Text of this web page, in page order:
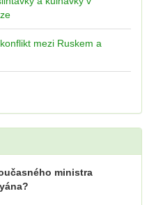
mezi Ruskem a
ministra